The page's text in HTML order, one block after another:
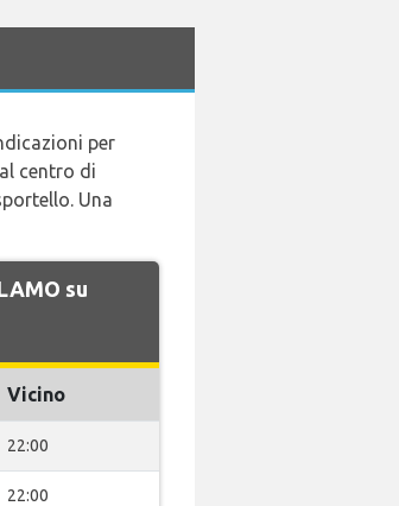
per
centro di
Una
su
Vicino
22:00
22:00